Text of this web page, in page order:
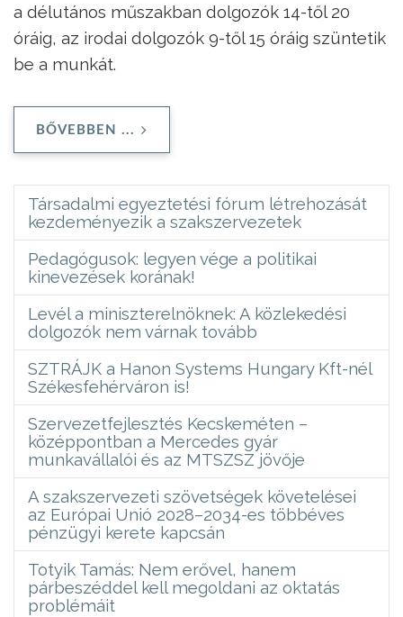
a délutános műszakban dolgozók 14-től 20
óráig, az irodai dolgozók 9-től 15 óráig szüntetik
be a munkát.
BŐVEBBEN ...
Társadalmi egyeztetési fórum létrehozását
kezdeményezik a szakszervezetek
Pedagógusok: legyen vége a politikai
kinevezések korának!
Levél a miniszterelnöknek: A közlekedési
dolgozók nem várnak tovább
SZTRÁJK a Hanon Systems Hungary Kft-nél
Székesfehérváron is!
Szervezetfejlesztés Kecskeméten –
középpontban a Mercedes gyár
munkavállalói és az MTSZSZ jövője
A szakszervezeti szövetségek követelései
az Európai Unió 2028–2034-es többéves
pénzügyi kerete kapcsán
Totyik Tamás: Nem erővel, hanem
párbeszéddel kell megoldani az oktatás
problémáit